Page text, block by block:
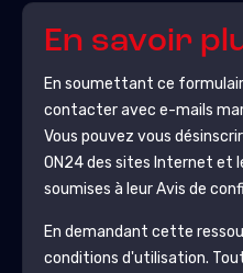
En savoir
En soumettant ce
contacter avec e-mails
Vous pouvez vous
ON24des sites Internet et
soumises à leur Avis de
En demandant cette
conditions d'utilisation.